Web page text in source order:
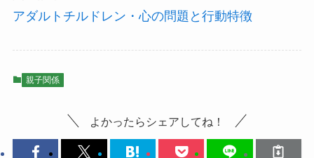
アダルトチルドレン・心の問題と行動特徴
親子関係
よかったらシェアしてね！